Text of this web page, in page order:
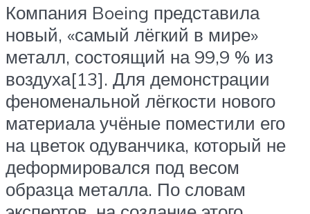
Компания Boeing представила
новый, «самый лёгкий в мире»
металл, состоящий на 99,9 % из
воздуха[13]. Для демонстрации
феноменальной лёгкости нового
материала учёные поместили его
на цветок одуванчика, который не
деформировался под весом
образца металла. По словам